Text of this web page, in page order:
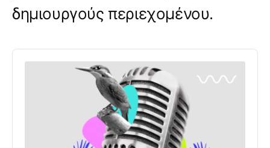
δημιουργούς περιεχομένου.
Audio
Player